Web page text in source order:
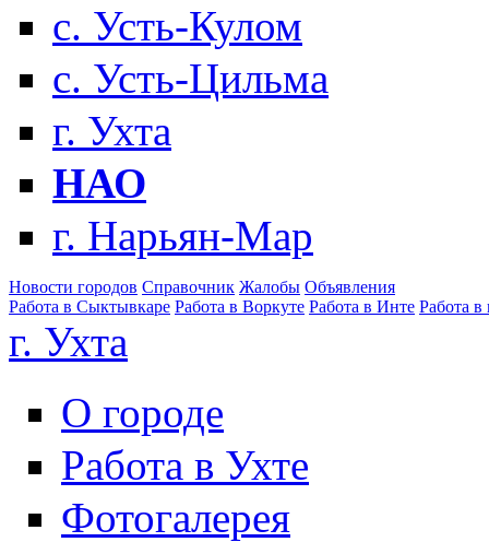
с. Усть-Кулом
с. Усть-Цильма
г. Ухта
НАО
г. Нарьян-Мар
Новости городов Справочник Жалобы Объявления
Работа в Сыктывкаре Работа в Воркуте Работа в Инте Работа в
г. Ухта
О городе
Работа в Ухте
Фотогалерея